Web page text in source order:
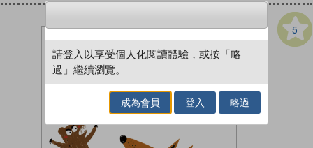
5
請登入以享受個人化閱讀體驗，或按「略
過」繼續瀏覽。
成為會員 登入 略過